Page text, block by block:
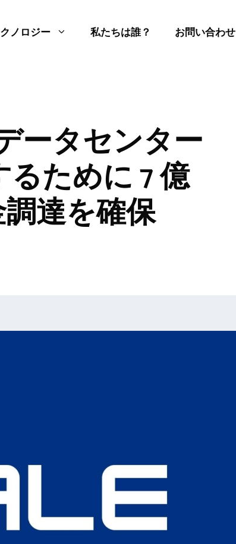
ノロジー 私たちは誰？ お問い合わせ
ータセンター
ために 7 億
達を確保